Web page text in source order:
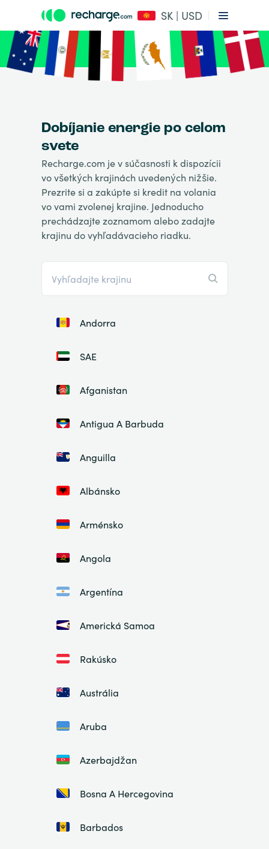
SK | USD
Dobíjanie energie po celom
svete
Recharge.com je v súčasnosti k dispozícii
vo všetkých krajinách uvedených nižšie.
Prezrite si a zakúpte si kredit na volania
vo vami zvolenej krajine. Jednoducho
prechádzajte zoznamom alebo zadajte
krajinu do vyhľadávacieho riadku.
Andorra
SAE
Afganistan
Antigua A Barbuda
Anguilla
Albánsko
Arménsko
Angola
Argentína
Americká Samoa
Rakúsko
Austrália
Aruba
Azerbajdžan
Bosna A Hercegovina
Barbados